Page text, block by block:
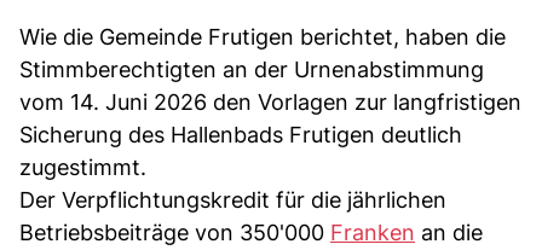
Wie die Gemeinde Frutigen berichtet, haben die
Stimmberechtigten an der Urnenabstimmung
vom 14. Juni 2026 den Vorlagen zur langfristigen
Sicherung des Hallenbads Frutigen deutlich
zugestimmt.
Der Verpflichtungskredit für die jährlichen
Betriebsbeiträge von 350'000 Franken an die